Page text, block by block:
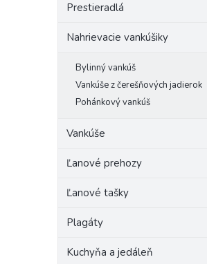
Prestieradlá
Nahrievacie vankúšiky
Bylinný vankúš
Vankúše z čerešňových jadierok
Pohánkový vankúš
Vankúše
Ľanové prehozy
Ľanové tašky
Plagáty
Kuchyňa a jedáleň